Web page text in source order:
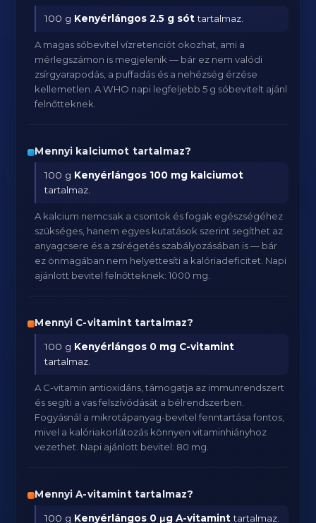
100 g Kenyérlángos 2.5 g sóttartalmaz.
A magas sóbevitel vízretenciót okozhat, ami a
mérlegszámon is megjelenik — bár ez nem valódi
zsírgyarapodás, a puffadás és a nehézség érzése
kellemetlen. A WHO napi legfeljebb 5 g sóbevitelt ajánl
felnőtteknek.
Mennyi kalciumot tartalmaz?
100 g Kenyérlángos 100 mg kalciumot
tartalmaz.
A kalcium nemcsak a csontok és fogak egészségéhez
szükséges, hanem egyes kutatások szerint segíthet az
anyagcsere és a zsírégetés szabályozásában is — bár
ez önmagában nem helyettesíti a kalóriadeficitet. Napi
ajánlott bevitel felnőtteknek: 1000 mg.
Mennyi C-vitamint tartalmaz?
100 g Kenyérlángos 0 mg C-vitamint
tartalmaz.
A C-vitamin antioxidáns, támogatja az immunrendszert
és segíti a vas felszívódását a bélrendszerben.
Fogyásnál a mikrotápanyag-bevitel fenntartása fontos,
mivel a kalóriakorlátozás könnyen vitaminhiányhoz
vezethet. Napi ajánlott bevitel: 80 mg.
Mennyi A-vitamint tartalmaz?
100 g Kenyérlángos 0 μg A-vitaminttartalmaz.